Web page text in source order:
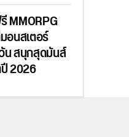
MMORPG
อนสเตอร์
น สนุกสุดมันส์
2026